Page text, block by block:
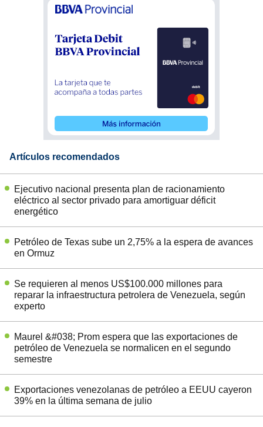
Artículos recomendados
Ejecutivo nacional presenta plan de racionamiento
eléctrico al sector privado para amortiguar déficit
energético
Petróleo de Texas sube un 2,75% a la espera de avances
en Ormuz
Se requieren al menos US$100.000 millones para
reparar la infraestructura petrolera de Venezuela, según
experto
Maurel &#038; Prom espera que las exportaciones de
petróleo de Venezuela se normalicen en el segundo
semestre
Exportaciones venezolanas de petróleo a EEUU cayeron
39% en la última semana de julio